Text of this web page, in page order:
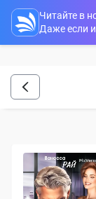
Читайте в
Даже если